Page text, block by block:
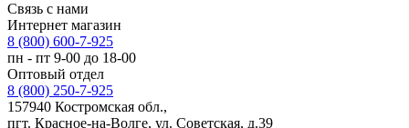
Связь с нами
Интернет магазин
8 (800) 600-7-925
пн - пт 9-00 до 18-00
Оптовый отдел
8 (800) 250-7-925
157940 Костромская обл.,
пгт. Красное-на-Волге, ул. Советская, д.39